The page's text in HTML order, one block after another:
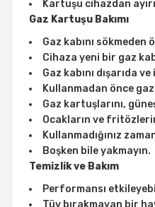
Kartuşu cihazdan
Gaz Kartuşu Bakımı
Gaz kabını sökmeden
Cihaza yeni bir gaz
Gaz kabını dışarıda
Kullanmadan önce
Gaz kartuşlarını,
Ocakların ve
Kullanmadığınız
Boşken bile yakmayın.
Temizlik ve Bakım
Performansı
Tüy bırakmayan bir